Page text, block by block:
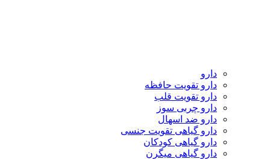
دارو
دارو تقویت حافظه
دارو تقویت قلب
دارو چربی سوز
دارو ضد اسهال
دارو گیاهی تقویت جنسی
دارو گیاهی کودکان
دارو گیاهی میگرن